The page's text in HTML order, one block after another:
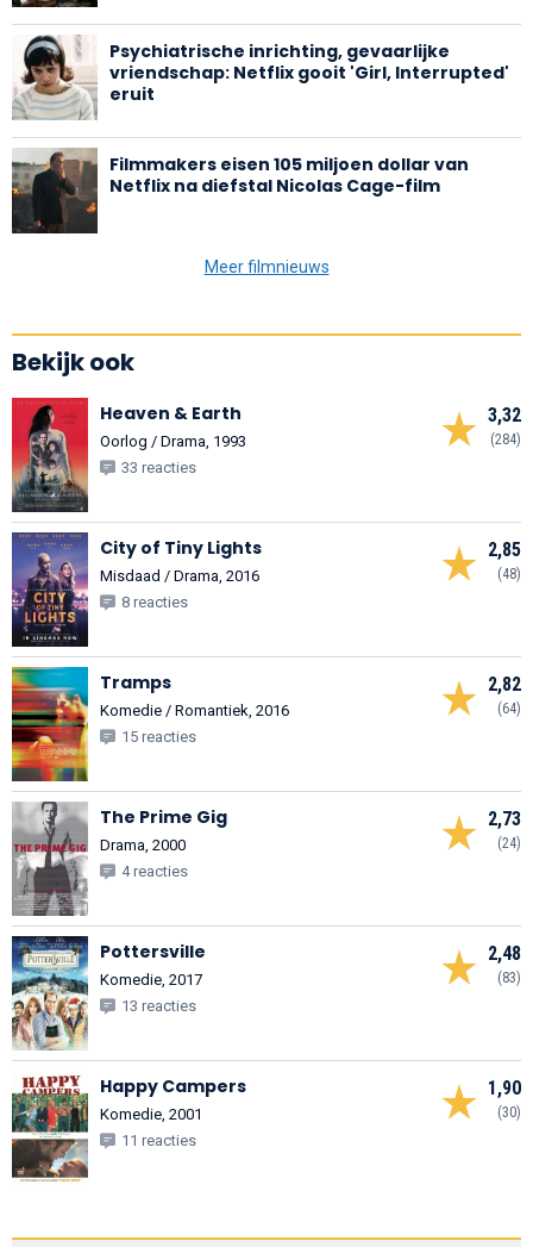
Psychiatrische inrichting, gevaarlijke
vriendschap: Netflix gooit 'Girl, Interrupted'
eruit
Filmmakers eisen 105 miljoen dollar van
Netflix na diefstal Nicolas Cage-film
Meer filmnieuws
Bekijk ook
3,32
(284)
Heaven & Earth
Oorlog / Drama, 1993
33 reacties
2,85
(48)
City of Tiny Lights
Misdaad / Drama, 2016
8 reacties
2,82
(64)
Tramps
Komedie / Romantiek, 2016
15 reacties
2,73
(24)
The Prime Gig
Drama, 2000
4 reacties
2,48
(83)
Pottersville
Komedie, 2017
13 reacties
1,90
(30)
Happy Campers
Komedie, 2001
11 reacties